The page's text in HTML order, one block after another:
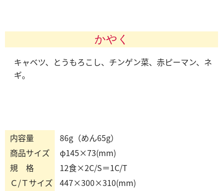
かやく
キャベツ、とうもろこし、チンゲン菜、赤ピーマン、ネ
ギ。
内容量
86g（めん65g）
商品サイズ
φ145×73(mm)
規 格
12食×2C/S＝1C/T
Ｃ/Ｔサイズ
447×300×310(mm)